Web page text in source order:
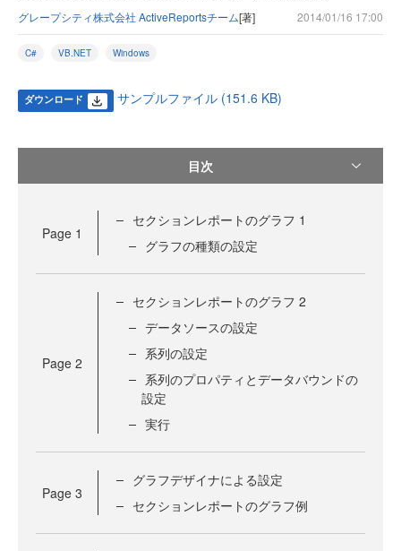
グレープシティ株式会社 ActiveReportsチーム[著] 2014/01/16 17:00
C# VB.NET Windows
ダウンロード サンプルファイル (151.6 KB)
目次
Page 1
セクションレポートのグラフ 1
グラフの種類の設定
Page 2
セクションレポートのグラフ 2
データソースの設定
系列の設定
系列のプロパティとデータバウンドの
設定
実行
Page 3
グラフデザイナによる設定
セクションレポートのグラフ例